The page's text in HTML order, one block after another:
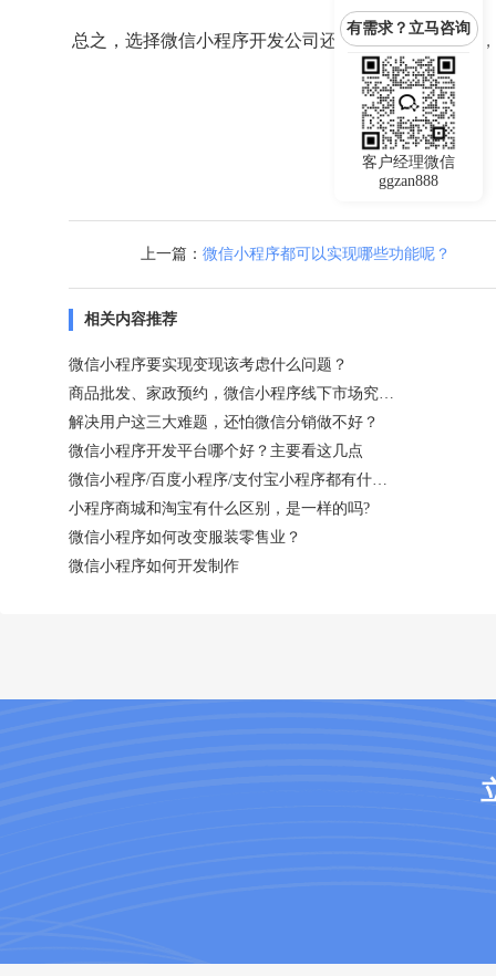
总之，选择微信小程序开发公司还是要认真细心才行
上一篇： 微信小程序都可以实现哪些功能呢？
相关内容推荐
微信小程序要实现变现该考虑什么问题？
解决用户这三大难题，还怕微信分销做不好？
微信小程序开发平台哪个好？主要看这几点
小程序商城和淘宝有什么区别，是一样的吗?
微信小程序如何改变服装零售业？
微信小程序如何开发制作
有需求？立马咨询
客户经理微信
ggzan888